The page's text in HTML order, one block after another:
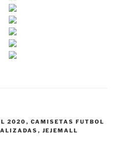
2020 , CAMISETAS FUTBOL
, JEJEMALL